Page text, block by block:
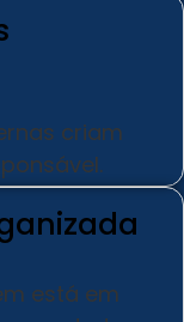
criam
está em